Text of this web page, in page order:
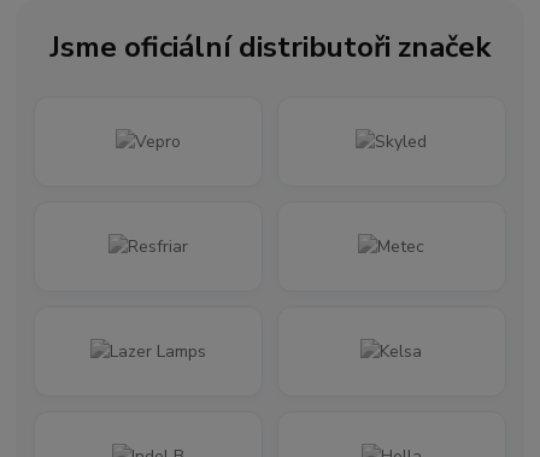
Jsme oficiální distributoři značek